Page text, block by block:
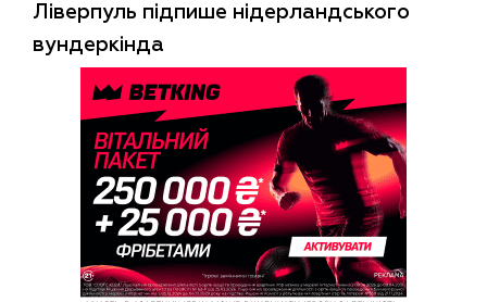
Ліверпуль підпише нідерландського
вундеркінда